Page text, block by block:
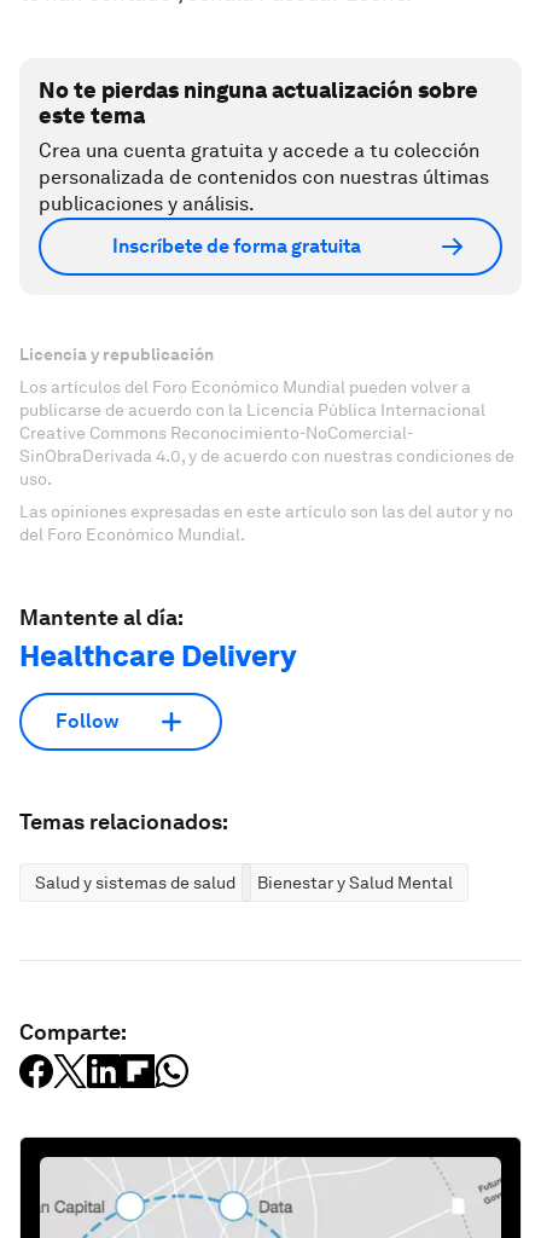
No te pierdas ninguna actualización sobre
este tema
Crea una cuenta gratuita y accede a tu colección
personalizada de contenidos con nuestras últimas
publicaciones y análisis.
Inscríbete de forma gratuita
Licencia y republicación
Los artículos del Foro Económico Mundial pueden volver a
publicarse de acuerdo con la Licencia Pública Internacional
Creative Commons Reconocimiento-NoComercial-
SinObraDerivada 4.0, y de acuerdo con nuestras condiciones de
uso.
Las opiniones expresadas en este artículo son las del autor y no
del Foro Económico Mundial.
Mantente al día:
Healthcare Delivery
Follow
Temas relacionados:
Salud y sistemas de salud Bienestar y Salud Mental
Comparte: